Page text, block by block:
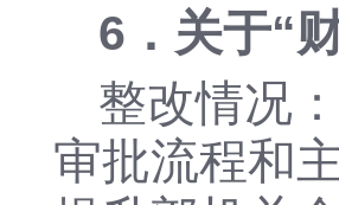
6 ． 关于“
整改情况：
审批流程和